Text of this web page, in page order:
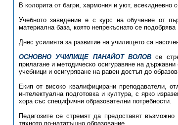
В колорита от багри, хармония и уют,
Учебното заведение е с курс на обучение от
материална база, която непрекъснато се
Днес усилията за развитие на училището са
ОСНОВНО УЧИЛИЩЕ ПАНАЙОТ ВОЛОВ се
прилагане и методическо осигуравяне на
учебници и осигуряване на равен достъп до
Екип от високо квалифицирани преподаватели,
интелектуална подготовка и култура, с ярко
хора със специфични образователни потребности.
Педагозите се стремят да предоставят
тяхното по-нататъшно образование.